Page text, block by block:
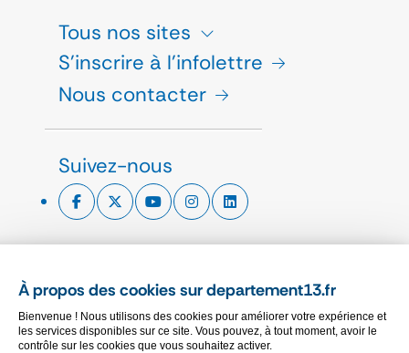
À propos des cookies sur departement13.fr
Bienvenue ! Nous utilisons des cookies pour améliorer votre expérience et
les services disponibles sur ce site. Vous pouvez, à tout moment, avoir le
contrôle sur les cookies que vous souhaitez activer.
Tous nos sites
S'inscrire à l'infolettre
Nous contacter
Suivez-nous
CHARTE GRAPHIQUE
MARCHÉS PUBLICS